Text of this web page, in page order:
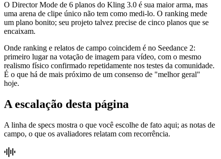
O Director Mode de 6 planos do Kling 3.0 é sua maior arma, mas
uma arena de clipe único não tem como medi-lo. O ranking mede
um plano bonito; seu projeto talvez precise de cinco planos que se
encaixam.
Onde ranking e relatos de campo coincidem é no Seedance 2:
primeiro lugar na votação de imagem para vídeo, com o mesmo
realismo físico confirmado repetidamente nos testes da comunidade.
É o que há de mais próximo de um consenso de "melhor geral"
hoje.
A escalação desta página
A linha de specs mostra o que você escolhe de fato aqui; as notas de
campo, o que os avaliadores relatam com recorrência.